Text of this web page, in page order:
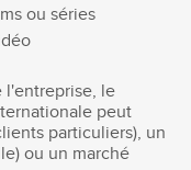
ou séries
l'entreprise, le
peut
particuliers), un
ou un marché